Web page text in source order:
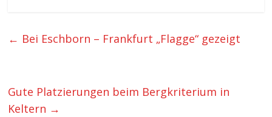
← Bei Eschborn – Frankfurt „Flagge“ gezeigt
Gute Platzierungen beim Bergkriterium in
Keltern →